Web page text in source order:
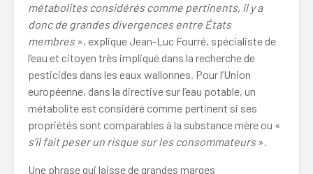
métabolites considérés comme pertinents, il y a
donc de grandes divergences entre États
membres», explique Jean-Luc Fourré, spécialiste de
l’eau et citoyen très impliqué dans la recherche de
pesticides dans les eaux wallonnes. Pour l’Union
européenne, dans la directive sur l’eau potable, un
métabolite est considéré comme pertinent si ses
propriétés sont comparables à la substance mère ou «
s’il fait peser un risque sur les consommateurs».
Une phrase qui laisse de grandes marges